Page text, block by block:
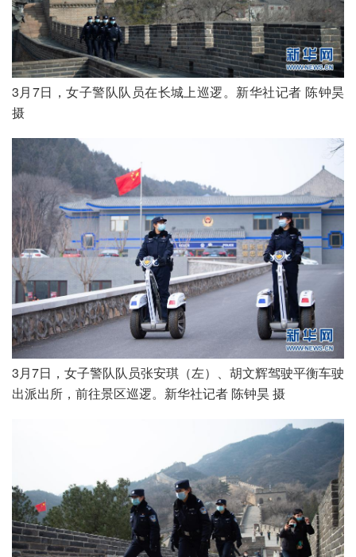
3月7日，女子警队队员在长城上巡逻。新华社记者 陈钟昊
摄
3月7日，女子警队队员张安琪（左）、胡文辉驾驶平衡车驶
出派出所，前往景区巡逻。新华社记者 陈钟昊 摄